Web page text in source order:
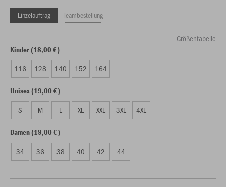
Einzelauftrag Teambestellung
Größentabelle
Kinder (18,00 €)
116 128 140 152 164
Unisex (19,00 €)
S M L XL XXL 3XL 4XL
Damen (19,00 €)
34 36 38 40 42 44